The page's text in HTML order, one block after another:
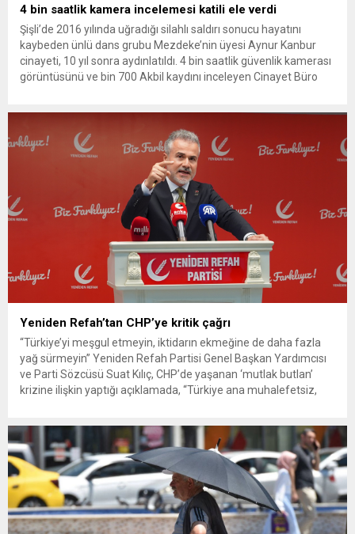
4 bin saatlik kamera incelemesi katili ele verdi
Şişli’de 2016 yılında uğradığı silahlı saldırı sonucu hayatını
kaybeden ünlü dans grubu Mezdeke’nin üyesi Aynur Kanbur
cinayeti, 10 yıl sonra aydınlatıldı. 4 bin saatlik güvenlik kamerası
görüntüsünü ve bin 700 Akbil kaydını inceleyen Cinayet Büro
Yeniden Refah’tan CHP’ye kritik çağrı
“Türkiye’yi meşgul etmeyin, iktidarın ekmeğine de daha fazla
yağ sürmeyin” Yeniden Refah Partisi Genel Başkan Yardımcısı
ve Parti Sözcüsü Suat Kılıç, CHP’de yaşanan ‘mutlak butlan’
krizine ilişkin yaptığı açıklamada, “Türkiye ana muhalefetsiz,
olun. Türkiye’yi...